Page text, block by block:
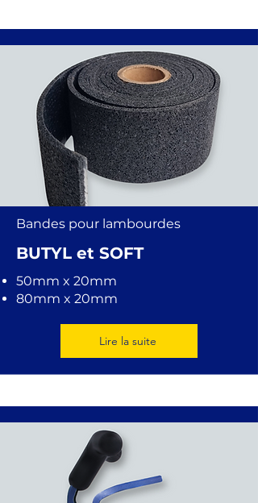
Bandes pour lambourdes
BUTYL et SOFT
50mm x 20mm
80mm x 20mm
Lire la suite